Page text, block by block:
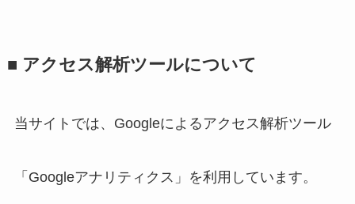
■ アクセス解析ツールについて
当サイトでは、Googleによるアクセス解析ツール
「Googleアナリティクス」を利用しています。